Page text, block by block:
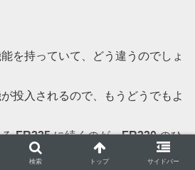
を持っていて、どう違うのでしょ
投入されるので、もうどうでもよ
るFR225に続くのが、FR230のひ
もあるというのが何という
検索 トップ サイドバー